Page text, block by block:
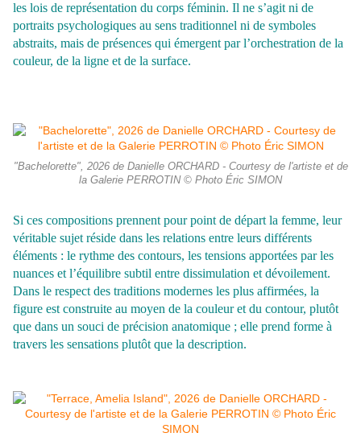
les lois de représentation du corps féminin. Il ne s’agit ni de
portraits psychologiques au sens traditionnel ni de symboles
abstraits, mais de présences qui émergent par l’orchestration de la
couleur, de la ligne et de la surface.
"Bachelorette", 2026 de Danielle ORCHARD - Courtesy de l'artiste et de
la Galerie PERROTIN © Photo Éric SIMON
Si ces compositions prennent pour point de départ la femme, leur
véritable sujet réside dans les relations entre leurs différents
éléments : le rythme des contours, les tensions apportées par les
nuances et l’équilibre subtil entre dissimulation et dévoilement.
Dans le respect des traditions modernes les plus affirmées, la
figure est construite au moyen de la couleur et du contour, plutôt
que dans un souci de précision anatomique ; elle prend forme à
travers les sensations plutôt que la description.